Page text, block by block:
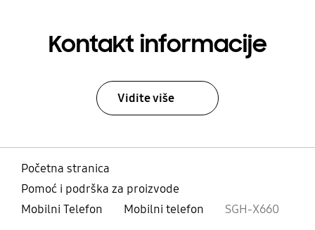
Kontakt informacije
Vidite više
Početna stranica
Pomoć i podrška za proizvode
Mobilni Telefon
Mobilni telefon SGH-X660